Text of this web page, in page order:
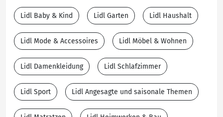
Lidl Baby & Kind Lidl Garten Lidl Haushalt
Lidl Mode & Accessoires Lidl Möbel & Wohnen
Lidl Damenkleidung Lidl Schlafzimmer
Lidl Sport Lidl Angesagte und saisonale Themen